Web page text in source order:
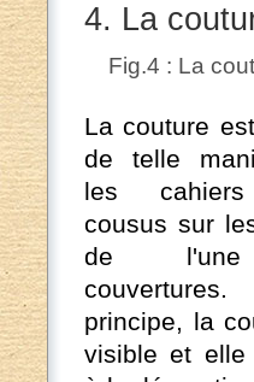
4. La
Fig.4 : La
La couture
de telle
les
cousus sur
de
principe, la
visible et elle